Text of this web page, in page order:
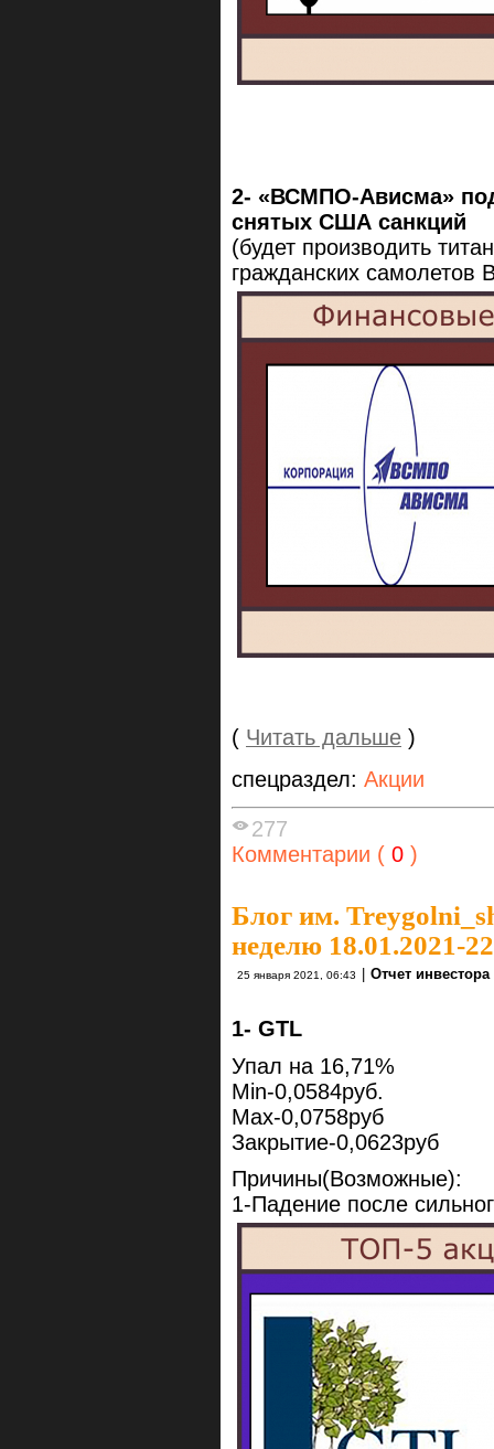
2- «ВСМПО-Ависма»
снятых США санкций
(будет производить
гражданских самолетов
( Читать дальше )
спецраздел: Акции
277
Комментарии ( 0 )
Блог им.
неделю 18.01.2021-
25 января 2021, 06:43 | Отчет инвестора
1- GTL
Упал на 16,71%
Min-0,0584руб.
Max-0,0758руб
Закрытие-0,0623руб
Причины(Возможные):
1-Падение после